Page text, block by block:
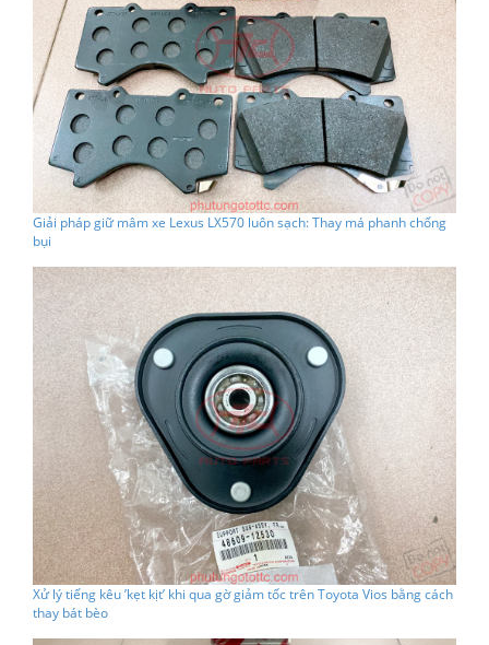
Giải pháp giữ mâm xe Lexus LX570 luôn sạch: Thay má phanh chống
bụi
Xử lý tiếng kêu ’kẹt kịt’ khi qua gờ giảm tốc trên Toyota Vios bằng cách
thay bát bèo